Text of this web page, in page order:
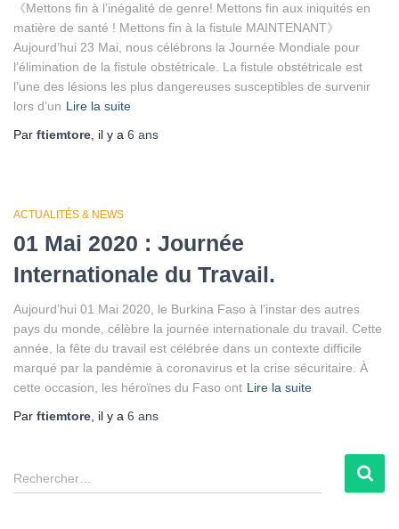
《Mettons fin à l’inégalité de genre! Mettons fin aux iniquités en
matière de santé ! Mettons fin à la fistule MAINTENANT》
Aujourd’hui 23 Mai, nous célébrons la Journée Mondiale pour
l’élimination de la fistule obstétricale. La fistule obstétricale est
l’une des lésions les plus dangereuses susceptibles de survenir
lors d’un Lire la suite
Par ftiemtore , il y a 6 ans
ACTUALITÉS & NEWS
01 Mai 2020 : Journée
Internationale du Travail.
Aujourd’hui 01 Mai 2020, le Burkina Faso à l’instar des autres
pays du monde, célèbre la journée internationale du travail. Cette
année, la fête du travail est célébrée dans un contexte difficile
marqué par la pandémie à coronavirus et la crise sécuritaire. À
cette occasion, les héroïnes du Faso ont Lire la suite
Par ftiemtore , il y a 6 ans
R
e
Rechercher…